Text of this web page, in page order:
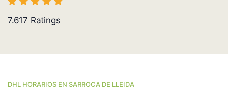
7.617 Ratings
DHL HORARIOS EN SARROCA DE LLEIDA